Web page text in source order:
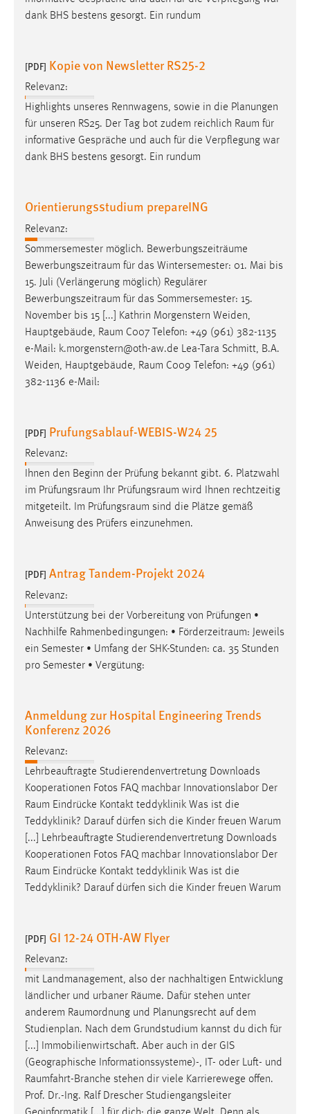
dank BHS bestens gesorgt. Ein rundum
[PDF] Kopie von Newsletter RS25-2
Relevanz:
Highlights unseres Rennwagens, sowie in die Planungen
für unseren RS25. Der Tag bot zudem reichlich Raum für
informative Gespräche und auch für die Verpflegung war
dank BHS bestens gesorgt. Ein rundum
Orientierungsstudium prepareING
Relevanz:
Sommersemester möglich. Bewerbungszeiträume
Bewerbungszeitraum für das Wintersemester: 01. Mai bis
15. Juli (Verlängerung möglich) Regulärer
Bewerbungszeitraum für das Sommersemester: 15.
November bis 15 [...] Kathrin Morgenstern Weiden,
Hauptgebäude, Raum C007 Telefon: +49 (961) 382-1135
e-Mail: k.morgenstern@oth-aw.de Lea-Tara Schmitt, B.A.
Weiden, Hauptgebäude, Raum C009 Telefon: +49 (961)
382-1136 e-Mail:
[PDF] Prufungsablauf-WEBIS-W24 25
Relevanz:
Ihnen den Beginn der Prüfung bekannt gibt. 6. Platzwahl
im Prüfungsraum Ihr Prüfungsraum wird Ihnen rechtzeitig
mitgeteilt. Im Prüfungsraum sind die Plätze gemäß
Anweisung des Prüfers einzunehmen.
[PDF] Antrag Tandem-Projekt 2024
Relevanz:
Unterstützung bei der Vorbereitung von Prüfungen •
Nachhilfe Rahmenbedingungen: • Förderzeitraum: Jeweils
ein Semester • Umfang der SHK-Stunden: ca. 35 Stunden
pro Semester • Vergütung:
Anmeldung zur Hospital Engineering Trends
Konferenz 2026
Relevanz:
Lehrbeauftragte Studierendenvertretung Downloads
Kooperationen Fotos FAQ machbar Innovationslabor Der
Raum Eindrücke Kontakt teddyklinik Was ist die
Teddyklinik? Darauf dürfen sich die Kinder freuen Warum
[...] Lehrbeauftragte Studierendenvertretung Downloads
Kooperationen Fotos FAQ machbar Innovationslabor Der
Raum Eindrücke Kontakt teddyklinik Was ist die
Teddyklinik? Darauf dürfen sich die Kinder freuen Warum
[PDF] GI 12-24 OTH-AW Flyer
Relevanz:
mit Landmanagement, also der nachhaltigen Entwicklung
ländlicher und urbaner Räume. Dafür stehen unter
anderem Raumordnung und Planungsrecht auf dem
Studienplan. Nach dem Grundstudium kannst du dich für
[...] Immobilienwirtschaft. Aber auch in der GIS
(Geographische Informationssysteme)-, IT- oder Luft- und
Raumfahrt-Branche stehen dir viele Karrierewege offen.
Prof. Dr.-Ing. Ralf Drescher Studiengangsleiter